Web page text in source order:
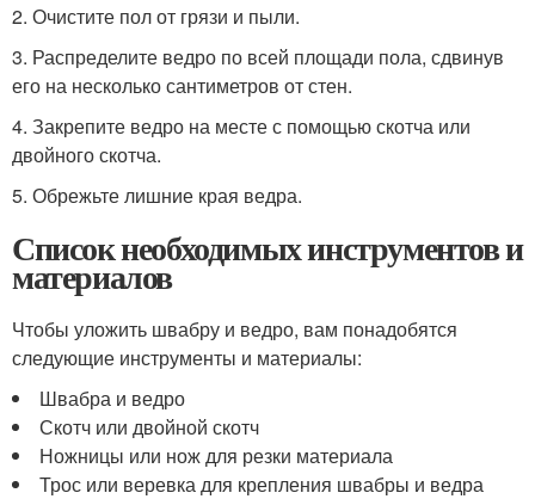
2. Очистите пол от грязи и пыли.
3. Распределите ведро по всей площади пола, сдвинув
его на несколько сантиметров от стен.
4. Закрепите ведро на месте с помощью скотча или
двойного скотча.
5. Обрежьте лишние края ведра.
Список необходимых инструментов и
материалов
Чтобы уложить швабру и ведро, вам понадобятся
следующие инструменты и материалы:
Швабра и ведро
Скотч или двойной скотч
Ножницы или нож для резки материала
Трос или веревка для крепления швабры и ведра